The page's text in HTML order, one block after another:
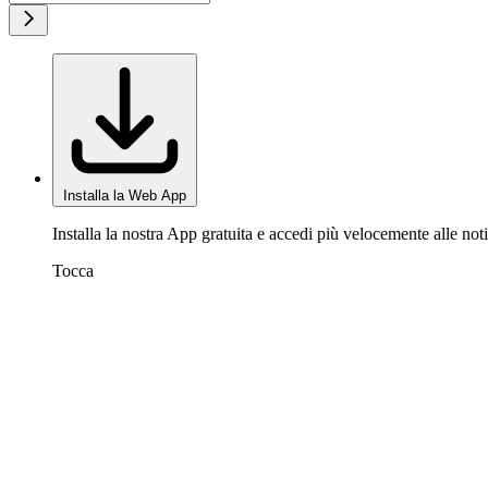
Installa la Web App
Installa la nostra App gratuita e accedi più velocemente alle
Tocca